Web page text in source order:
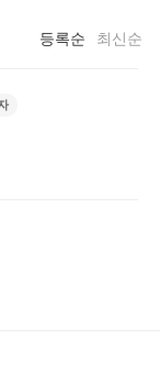
등록순 최신순